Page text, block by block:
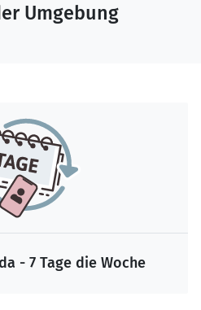
Umgebung
- 7 Tage die Woche